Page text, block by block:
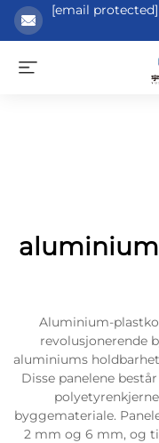
[email protected]
Aluminium-
revolusjonerende
aluminiums
Disse panelene
byggemateriale.
2 mm og 6 mm, og